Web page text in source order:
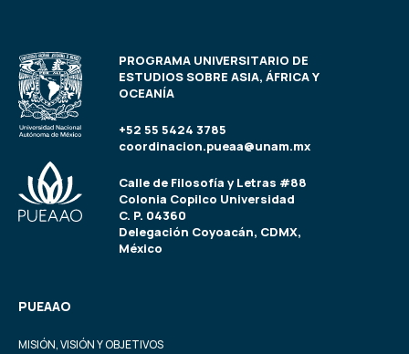
PROGRAMA UNIVERSITARIO DE
ESTUDIOS SOBRE ASIA, ÁFRICA Y
OCEANÍA
+52 55 5424 3785
coordinacion.pueaa@unam.mx
Calle de Filosofía y Letras #88
Colonia Copilco Universidad
C. P. 04360
Delegación Coyoacán, CDMX,
México
PUEAAO
MISIÓN, VISIÓN Y OBJETIVOS